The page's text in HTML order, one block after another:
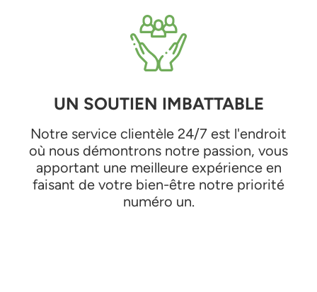
UN SOUTIEN IMBATTABLE
Notre service clientèle 24/7 est l'endroit
où nous démontrons notre passion, vous
apportant une meilleure expérience en
faisant de votre bien-être notre priorité
numéro un.